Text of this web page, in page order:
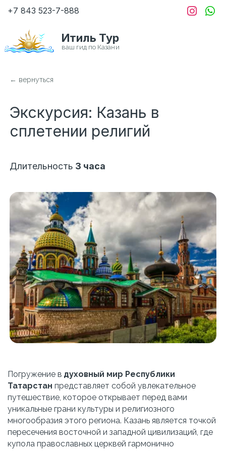
+7 843 523-7-888
Итиль Тур
← вернуться
Экскурсия: Казань в
сплетении религий
Длительность 3 часа
Погружение в духовный мир Республики
Татарстан представляет собой увлекательное
путешествие, которое открывает перед вами
уникальные грани культуры и религиозного
многообразия этого региона. Казань является точкой
пересечения восточной и западной цивилизаций, где
купола православных церквей гармонично